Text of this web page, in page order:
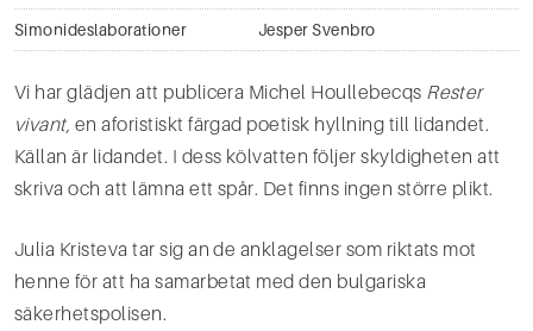
Simonideslaborationer Jesper Svenbro
Vi har glädjen att publice­ra Michel Houllebecqs Rester
vivant, en aforistiskt färgad poetisk hyllning till lidandet.
Källan är lidandet. I dess kölvatten följer skyldigheten att
skriva och att lämna ett spår. Det finns ingen större plikt.
Julia Kristeva tar sig an de anklagelser som riktats mot
henne för att ha samarbetat med den bulgariska
säkerhetspolisen.